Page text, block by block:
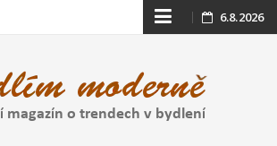
Skip
content
6.8.2026